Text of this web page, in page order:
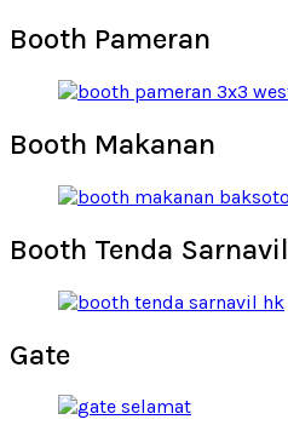
Booth Pameran
Booth Makanan
Booth Tenda Sarnavil
Gate